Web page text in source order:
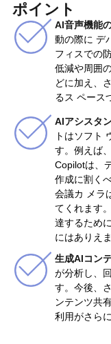
ポイント
AIアシスタ
トはソフト
す。例えば
Copilotは、
作成に割く
会議カ メラ
てくれます
達するため
にはありえま
生成AIコン
が分析し、
す。今後、
ンテンツ共
利用がさら
AI音声機能
動の際に デ
フィスでの
低減や周囲
どに加え、
るス ペース